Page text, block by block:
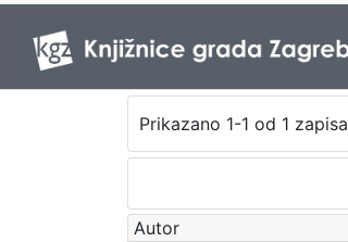
Prikazano 1-1 od 1 zapisa
Autor